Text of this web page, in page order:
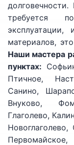
требуется
эксплуатации,
материалов,
Наши мастера
пунктах:
Птичное,
Санино,
Внуково,
Глаголево,